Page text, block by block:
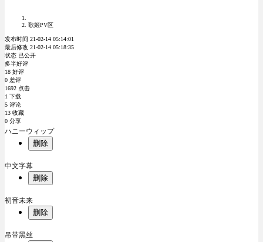
歌姬PV区
发布时间 21-02-14 05:14:01
最后修改 21-02-14 05:18:35
状态 已公开
多半好评
18 好评
0 差评
1692 点击
1 下载
5 评论
13 收藏
0 分享
ハニーウィップ
删除
中文字幕
删除
初音未来
删除
吊带黑丝